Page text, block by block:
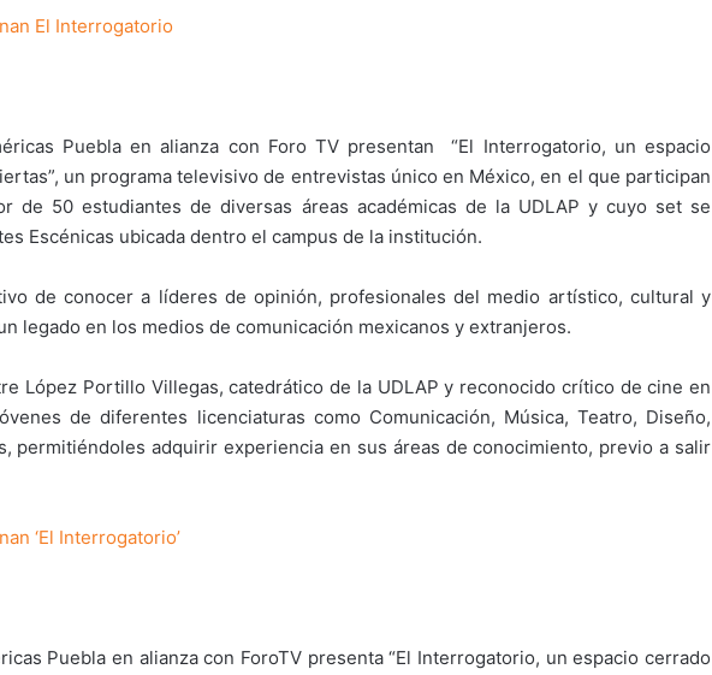
El Interrogatorio
Puebla en alianza con Foro TV presentan “El Interrogatorio, un espacio
un programa televisivo de entrevistas único en México, en el que participan
de 50 estudiantes de diversas áreas académicas de la UDLAP y cuyo set se
Escénicas ubicada dentro el campus de la institución.
de conocer a líderes de opinión, profesionales del medio artístico, cultural y
legado en los medios de comunicación mexicanos y extranjeros.
López Portillo Villegas, catedrático de la UDLAP y reconocido crítico de cine en
de diferentes licenciaturas como Comunicación, Música, Teatro, Diseño,
permitiéndoles adquirir experiencia en sus áreas de conocimiento, previo a salir
‘El Interrogatorio’
Puebla en alianza con ForoTV presenta “El Interrogatorio, un espacio cerrado